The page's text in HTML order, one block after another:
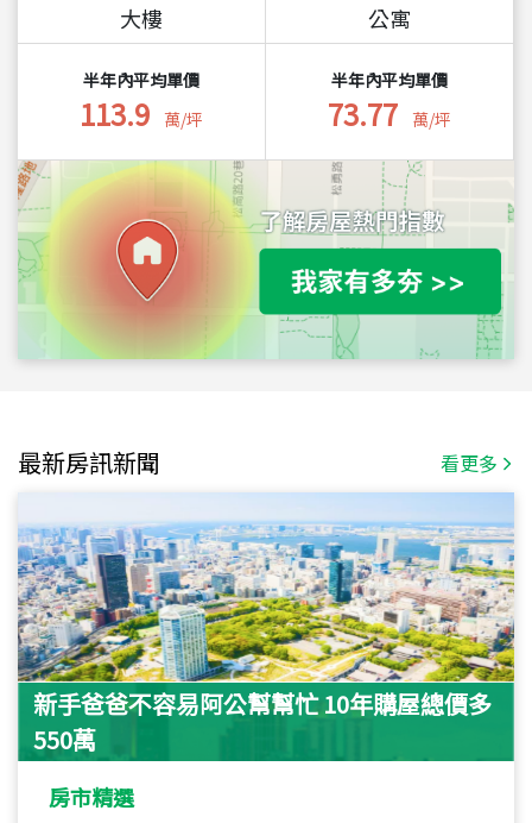
大樓
半年內平均單價
113.9 萬/坪
公寓
半年內平均單價
73.77 萬/坪
最新房訊新聞 看更多
新手爸爸不容易阿公幫幫忙 10年購屋總價多
550萬
房市精選